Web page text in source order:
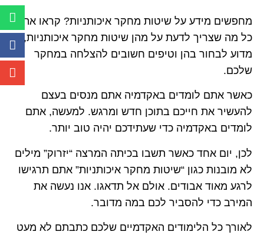
מחפשים מידע על שיטות מחקר איכותניות? קראו את
כל מה שצריך לדעת על מהן שיטות מחקר איכותניות,
מדוע לבחור בהן וטיפים חשובים להצלחה במחקר
שלכם.
כאשר אתם לומדים באקדמיה אתם מנסים בעצם
להעשיר את חייכם בתוכן חדש ומרגש. למעשה, אתם
לומדים באקדמיה כדי שעתידכם יהיה טוב יותר.
לכן, יום אחד כאשר תשבו בכיתה המרצה “יזרוק” מילים
לא מובנות כגון “שיטות מחקר איכותניות” אתם תרגישו
לרגע מאוד אבודים. אולם אל תדאגו. אנו נעשה את
המירב כדי להסביר לכם במה מדובר.
לאורך כל הלימודים האקדמיים שלכם כתבתם לא מעט